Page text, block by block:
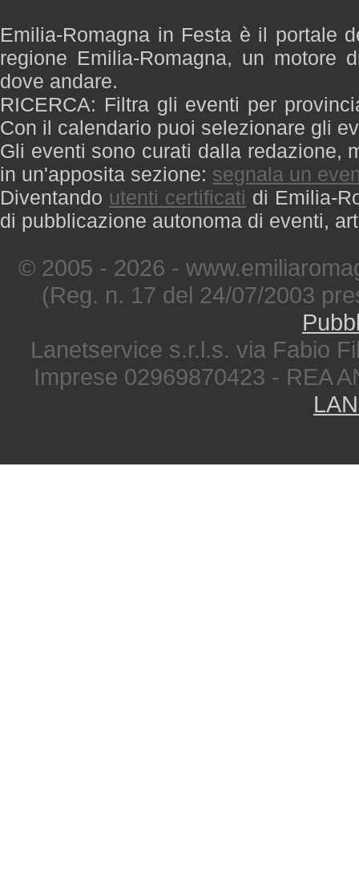
Emilia-Romagna in Festa è il portale
regione Emilia-Romagna, un motore
dove andare.
RICERCA: Filtra gli eventi per
Con il calendario puoi selezionare gli
Gli eventi sono curati dalla redazione,
in un'apposita sezione: segnala un
Diventando utenti certificati di Emilia-
di pubblicazione autonoma di eventi,
© 2005 - 2026 -
(Reg. n. 17 del 24/07/2003
Lanetservice s.r.l.s. via Fabio
Imprese 02969870423 - REA